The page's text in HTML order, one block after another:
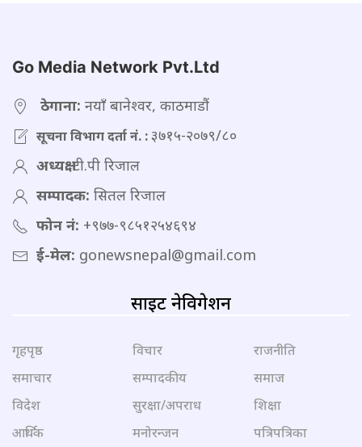
Go Media Network Pvt.Ltd
ठेगाना: नयाँ बानेश्वर, काठमाडौं
सूचना विभाग दर्ता नं. :३७१५-२०७९/८०
अध्यक्ष:टी.पी रिजाल
सम्पादक: सितल रिजाल
फोन नं: +९७७-९८५१२५४६९४
ई-मेल: gonewsnepal@gmail.com
साइट नेविगेशन
गृहपृष्ठ
समाचार
विदेश
आर्थिक
विचार
सम्पादकीय
सुरक्षा/अपराध
मनोरन्जन
राजनीति
समाज
शिक्षा
पत्रिपत्रिका